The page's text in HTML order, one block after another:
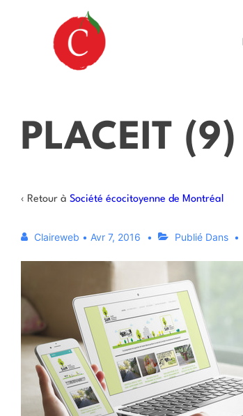
PLACEIT (9)
‹ Retour à Société écocitoyenne de Montréal
Claireweb • Avr 7, 2016 Publié Dans